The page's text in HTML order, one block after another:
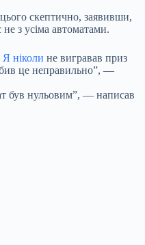
скептично, заявивши,
з усіма автоматами.
Я ніколи не вигравав приз
це неправильно”, —
був нульовим”, — написав